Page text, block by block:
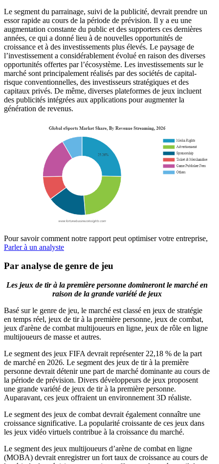
Le segment du parrainage, suivi de la publicité, devrait prendre un
essor rapide au cours de la période de prévision. Il y a eu une
augmentation constante du public et des supporters ces dernières
années, ce qui a donné lieu à de nouvelles opportunités de
croissance et à des investissements plus élevés. Le paysage de
l’investissement a considérablement évolué en raison des diverses
opportunités offertes par l’écosystème. Les investissements sur le
marché sont principalement réalisés par des sociétés de capital-
risque conventionnelles, des investisseurs stratégiques et des
capitaux privés. De même, diverses plateformes de jeux incluent
des publicités intégrées aux applications pour augmenter la
génération de revenus.
Pour savoir comment notre rapport peut optimiser votre entreprise,
Parler à un analyste
Par analyse de genre de jeu
Les jeux de tir à la première personne domineront le marché en
raison de la grande variété de jeux
Basé sur le genre de jeu, le marché est classé en jeux de stratégie
en temps réel, jeux de tir à la première personne, jeux de combat,
jeux d'arène de combat multijoueurs en ligne, jeux de rôle en ligne
multijoueurs de masse et autres.
Le segment des jeux FIFA devrait représenter 22,18 % de la part
de marché en 2026. Le segment des jeux de tir à la première
personne devrait détenir une part de marché dominante au cours de
la période de prévision. Divers développeurs de jeux proposent
une grande variété de jeux de tir à la première personne.
Auparavant, ces jeux offraient un environnement 3D réaliste.
Le segment des jeux de combat devrait également connaître une
croissance significative. La popularité croissante de ces jeux dans
les jeux vidéo virtuels contribue à la croissance du marché.
Le segment des jeux multijoueurs d’arène de combat en ligne
(MOBA) devrait enregistrer un fort taux de croissance au cours de